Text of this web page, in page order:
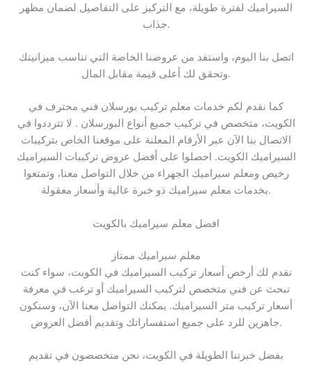
السيراميك لفترة طويلة، مع التركيز على التفاصيل لضمان مظهر
جذاب.
اتصل بنا اليوم، واستفد من عروضنا الخاصة التي تناسب ميزانيتك
وتحقق لك أعلى قيمة مقابل المال.
كما نقدم لكم خدمات معلم تركيب بورسلان فني محترف في
الكويت، متخصص في تركيب جميع أنواع البورسلان . لا تترددوا في
الاتصال بنا الآن عبر الأرقام المعلنة على موقعنا الخاص بتركيبات
السيراميك الكويت. احصلوا على أفضل عروض تركيبات السيراميك
رخيص ومعلم سيراميك الجهراء من خلال التواصل معنا، وتمتعوا
بخدمات معلم سيراميك ذو خبرة عالية وأسعار معقولة.
افضل معلم سيراميك بالكويت
معلم سيراميك ممتاز
نقدم لك أرخص أسعار تركيب السيراميك في الكويت، سواء كنت
تبحث عن فني متخصص لتركيب السيراميك أو ترغب في معرفة
أسعار تركيب متر السيراميك. يمكنك التواصل معنا الآن، وسنكون
جاهزين للرد على جميع استفساراتك وتقديم أفضل العروض.
بفضل خبرتنا الطويلة في الكويت، نحن متخصصون في تقديم